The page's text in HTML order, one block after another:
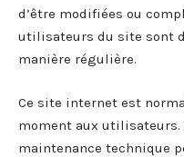
d’être modifiées ou
utilisateurs du site sont
manière régulière.
Ce site internet est
moment aux
maintenance technique